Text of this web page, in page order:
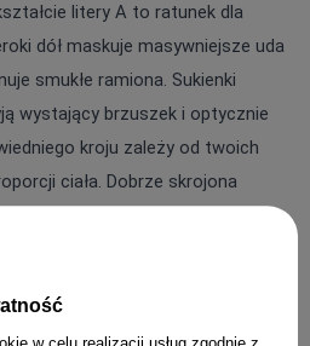
litery A to ratunek dla
dół maskuje masywniejsze uda
smukłe ramiona. Sukienki
wystający brzuszek i optycznie
kroju zależy od twoich
ciała. Dobrze skrojona
cuda z sylwetką. Warto mierzyć
ideału. Pamiętaj o odpowiedniej